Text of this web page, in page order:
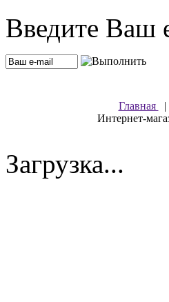
Введите Ваш
Главная |
Интернет-
Загрузка...